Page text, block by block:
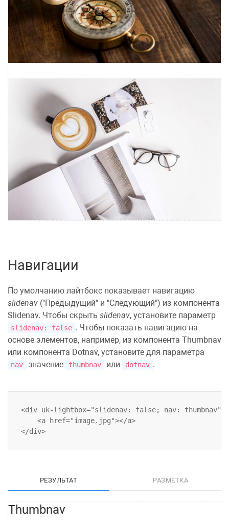
Навигации
По умолчанию лайтбокс показывает навигацию
slidenav ("Предыдущий" и "Следующий") из компонента
Slidenav. Чтобы скрыть slidenav, установите параметр
slidenav: false . Чтобы показать навигацию на
основе элементов, например, из компонента Thumbnav
или компонента Dotnav, установите для параметра
nav значение thumbnav или dotnav .
<div uk-lightbox="slidenav: false; nav: thumbnav">
    <a href="image.jpg"></a>
РЕЗУЛЬТАТ РАЗМЕТКА
Thumbnav